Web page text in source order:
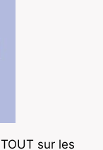
sur les